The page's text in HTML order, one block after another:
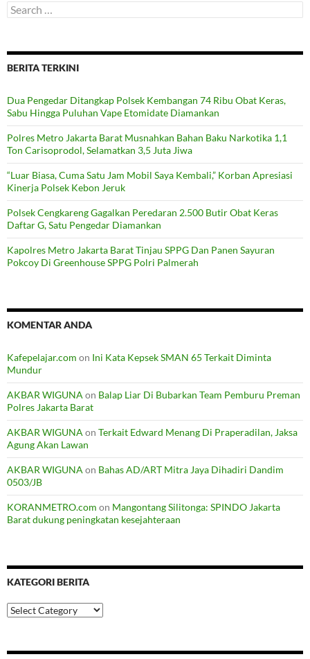
Search
for:
BERITA TERKINI
Dua Pengedar Ditangkap Polsek Kembangan 74 Ribu Obat Keras,
Sabu Hingga Puluhan Vape Etomidate Diamankan
Polres Metro Jakarta Barat Musnahkan Bahan Baku Narkotika 1,1
Ton Carisoprodol, Selamatkan 3,5 Juta Jiwa
“Luar Biasa, Cuma Satu Jam Mobil Saya Kembali,” Korban Apresiasi
Kinerja Polsek Kebon Jeruk
Polsek Cengkareng Gagalkan Peredaran 2.500 Butir Obat Keras
Daftar G, Satu Pengedar Diamankan
Kapolres Metro Jakarta Barat Tinjau SPPG Dan Panen Sayuran
Pokcoy Di Greenhouse SPPG Polri Palmerah
KOMENTAR ANDA
Kafepelajar.com on Ini Kata Kepsek SMAN 65 Terkait Diminta
Mundur
AKBAR WIGUNA on Balap Liar Di Bubarkan Team Pemburu Preman
Polres Jakarta Barat
AKBAR WIGUNA on Terkait Edward Menang Di Praperadilan, Jaksa
Agung Akan Lawan
AKBAR WIGUNA on Bahas AD/ART Mitra Jaya Dihadiri Dandim
0503/JB
KORANMETRO.com on Mangontang Silitonga: SPINDO Jakarta
Barat dukung peningkatan kesejahteraan
KATEGORI BERITA
Kategori
Berita